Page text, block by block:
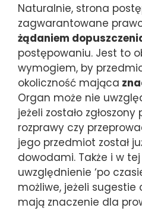
Naturalnie, strona
zagwarantowane
żądaniem
postępowaniu. Jest to
wymogiem, by
okoliczność mająca
Organ może nie
jeżeli zostało
rozprawy czy
jego przedmiot został
dowodami. Także i w
uwzględnienie ‘po
możliwe, jeżeli
mają znaczenie dla